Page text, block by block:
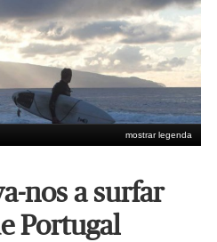
mostrar legenda
nos a surfar
Portugal